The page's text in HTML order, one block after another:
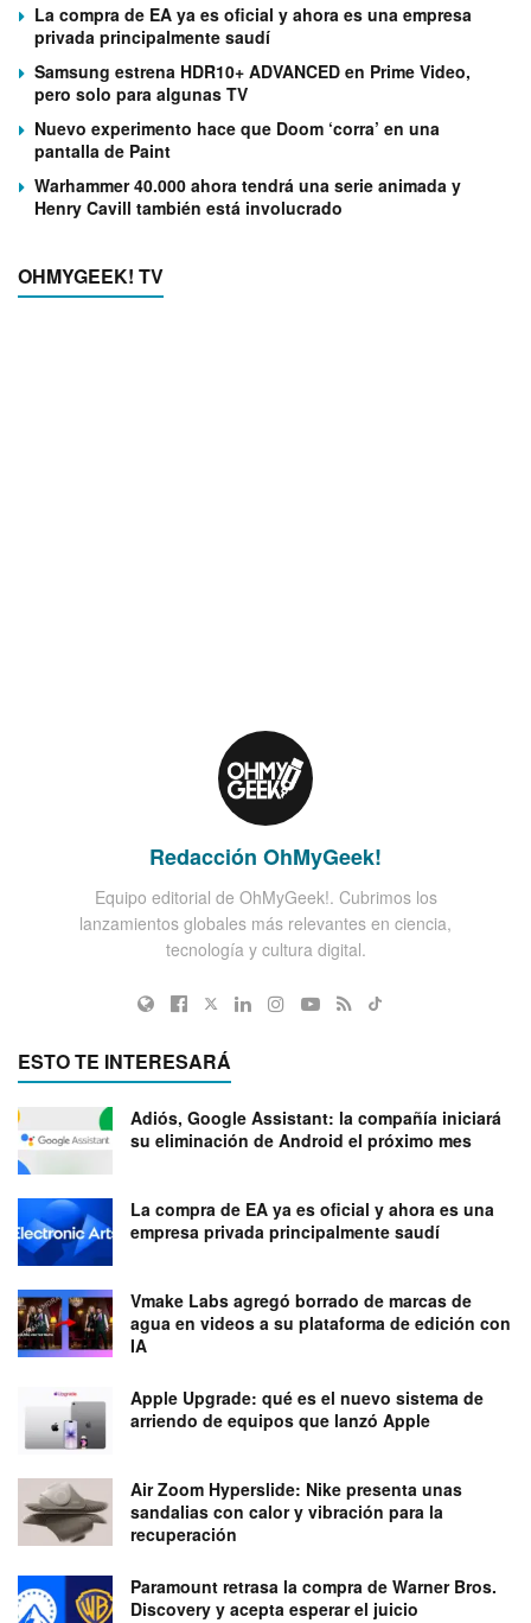
La compra de EA ya es oficial y ahora es una empresa
privada principalmente saudí
Samsung estrena HDR10+ ADVANCED en Prime Video,
pero solo para algunas TV
Nuevo experimento hace que Doom ‘corra’ en una
pantalla de Paint
Warhammer 40.000 ahora tendrá una serie animada y
Henry Cavill también está involucrado
OHMYGEEK! TV
Redacción OhMyGeek!
Equipo editorial de OhMyGeek!. Cubrimos los
lanzamientos globales más relevantes en ciencia,
tecnología y cultura digital.
ESTO TE INTERESARÁ
Adiós, Google Assistant: la compañía iniciará
su eliminación de Android el próximo mes
La compra de EA ya es oficial y ahora es una
empresa privada principalmente saudí
Vmake Labs agregó borrado de marcas de
agua en videos a su plataforma de edición con
IA
Apple Upgrade: qué es el nuevo sistema de
arriendo de equipos que lanzó Apple
Air Zoom Hyperslide: Nike presenta unas
sandalias con calor y vibración para la
recuperación
Paramount retrasa la compra de Warner Bros.
Discovery y acepta esperar el juicio